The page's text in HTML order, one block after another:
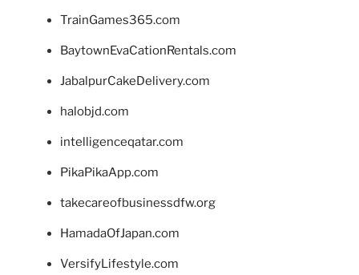
TrainGames365.com
BaytownEvaCationRentals.com
JabalpurCakeDelivery.com
halobjd.com
intelligenceqatar.com
PikaPikaApp.com
takecareofbusinessdfw.org
HamadaOfJapan.com
VersifyLifestyle.com